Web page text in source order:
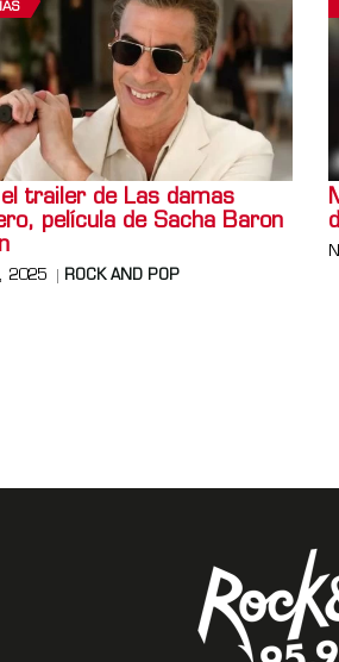
trailer de Las damas
película de Sacha Baron
2025 ROCK AND POP